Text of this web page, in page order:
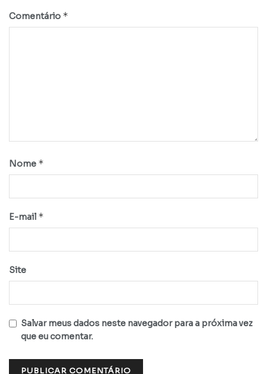
Comentário *
Nome *
E-mail *
Site
Salvar meus dados neste navegador para a próxima vez
que eu comentar.